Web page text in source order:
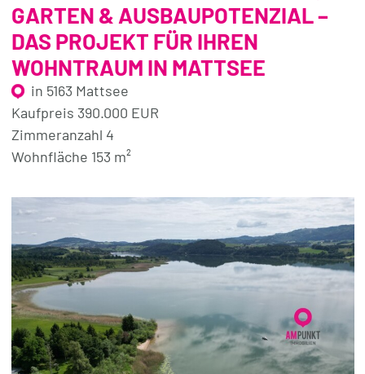
GARTEN & AUSBAUPOTENZIAL –
DAS PROJEKT FÜR IHREN
WOHNTRAUM IN MATTSEE
in 5163 Mattsee
Kaufpreis 390.000 EUR
Zimmeranzahl 4
Wohnfläche 153 m²